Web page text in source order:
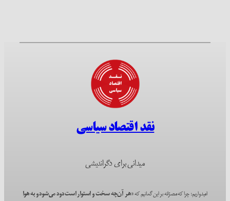
نقد اقتصاد سیاسی
میدانی برای دگراندیشی
امیدواریم؛ چرا که مصرّانه بر این گمانیم که«هر آن‌چه سخت و استوار است دود می‌شود و به هوا